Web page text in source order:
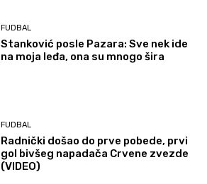
FUDBAL
Stanković posle Pazara: Sve nek ide
na moja leđa, ona su mnogo šira
FUDBAL
Radnički došao do prve pobede, prvi
gol bivšeg napadača Crvene zvezde
(VIDEO)